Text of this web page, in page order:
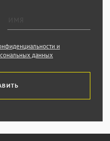
и
данных